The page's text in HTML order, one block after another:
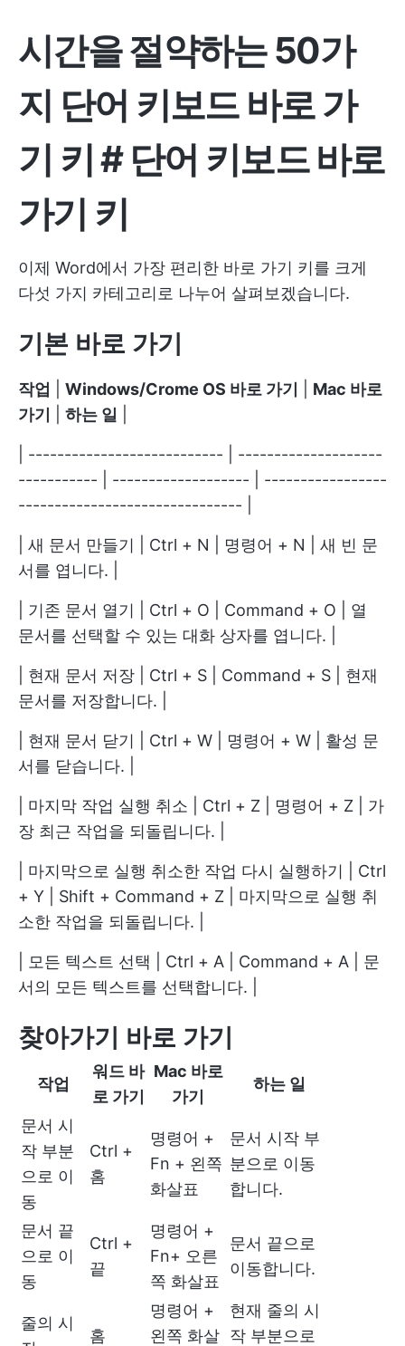
시간을 절약하는 50가
지 단어 키보드 바로 가
기 키# 단어 키보드 바로
가기 키
이제 Word에서 가장 편리한 바로 가기 키를 크게
다섯 가지 카테고리로 나누어 살펴보겠습니다.
기본 바로 가기
작업 Windows/Crome OS 바로 가기
Mac 바로
가기
하는 일
| --------------------------- | --------------------
----------- | ------------------- | -----------------
------------------------------- |
| 새 문서 만들기 | Ctrl + N | 명령어 + N | 새 빈 문
서를 엽니다. |
| 기존 문서 열기 | Ctrl + O | Command + O | 열
문서를 선택할 수 있는 대화 상자를 엽니다. |
| 현재 문서 저장 | Ctrl + S | Command + S | 현재
문서를 저장합니다. |
| 현재 문서 닫기 | Ctrl + W | 명령어 + W | 활성 문
서를 닫습니다. |
| 마지막 작업 실행 취소 | Ctrl + Z | 명령어 + Z | 가
장 최근 작업을 되돌립니다. |
| 마지막으로 실행 취소한 작업 다시 실행하기 | Ctrl
+ Y | Shift + Command + Z | 마지막으로 실행 취
소한 작업을 되돌립니다. |
| 모든 텍스트 선택 | Ctrl + A | Command + A | 문
서의 모든 텍스트를 선택합니다. |
찾아가기 바로 가기
작업
워드 바
로 가기
Mac 바로
가기
하는 일
문서 시
작 부분
으로 이
동
Ctrl +
홈
명령어 +
Fn + 왼쪽
화살표
문서 시작 부
분으로 이동
합니다.
문서 끝
으로 이
동
Ctrl +
끝
명령어 +
Fn+ 오른
쪽 화살표
문서 끝으로
이동합니다.
줄의 시
홈
명령어 +
왼쪽 화살
현재 줄의 시
작 부분으로